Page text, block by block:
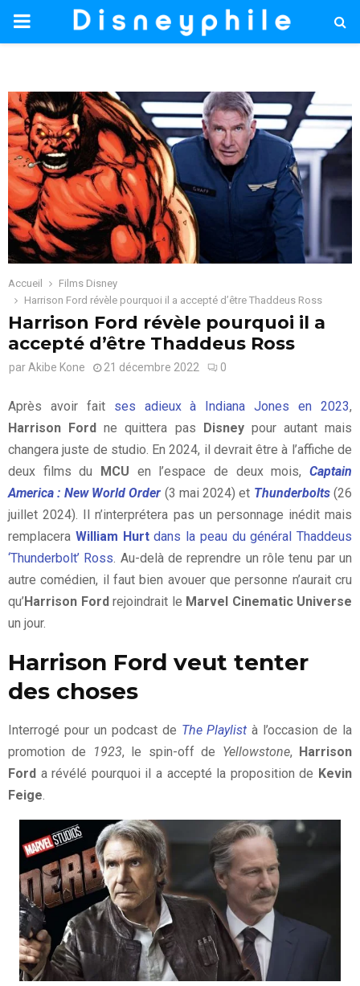
PRIMARY
Accueil
Films Disney
Harrison Ford révèle pourquoi il a accepté d’être Thaddeus Ross
Harrison Ford révèle pourquoi il a
accepté d’être Thaddeus Ross
parAkibe Kone 21 décembre 2022 0
Après avoir fait ses adieux à Indiana Jones en 2023,
Harrison Ford ne quittera pas Disneypour autant mais
changera juste de studio. En 2024, il devrait être à l’affiche de
deux films du
MCU en l’espace de deux mois, Captain
America : New World Order (3 mai 2024) et Thunderbolts (26
juillet 2024). Il n’interprétera pas un personnage inédit mais
remplacera William Hurtdans la peau du général Thaddeus
‘Thunderbolt’ Ross. Au-delà de reprendre un rôle tenu par un
autre comédien, il faut bien avouer que personne n’aurait cru
qu’ Harrison Ford rejoindrait le Marvel Cinematic Universe
un jour.
Harrison Ford veut tenter
des choses
Interrogé pour un podcast de The Playlist à l’occasion de la
promotion de
1923, le spin-off de Yellowstone,
Harrison
Ford a révélé pourquoi il a accepté la proposition de Kevin
Feige.